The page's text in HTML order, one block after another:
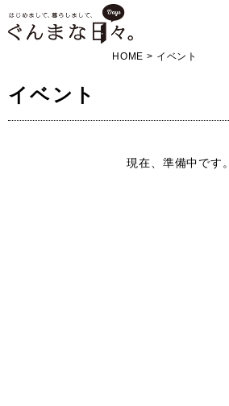
HOME > イベント
イベント
現在、準備中です。